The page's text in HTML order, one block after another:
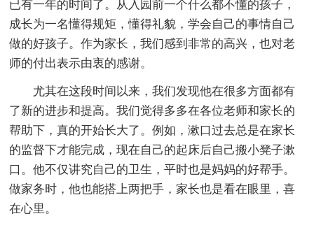
已有一年的时间了。从入园前一个什么都不懂的孩子，
成长为一名懂得规矩，懂得礼貌，学会自己的事情自己
做的好孩子。作为家长，我们感到非常的高兴，也对老
师的付出表示由衷的感谢。
尤其在这段时间以来，我们发现他在很多方面都有
了新的进步和提高。我们觉得多多在各位老师和家长的
帮助下，真的开始长大了。例如，漱口过去总是在家长
的监督下才能完成，现在自己的起床后自己搬小凳子漱
口。他不仅讲究自己的卫生，平时也是妈妈的好帮手。
做家务时，他也能搭上两把手，家长也是看在眼里，喜
在心里。